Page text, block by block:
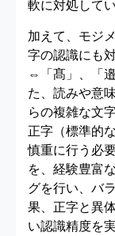
軟に対処してい
加えて、モジ
字の認識にも
⇔「髙」、「
た、読みや意
らの複雑な文
正字（標準的
慎重に行う必
を、経験豊富
グを行い、バ
果、正字と異
い認識精度を